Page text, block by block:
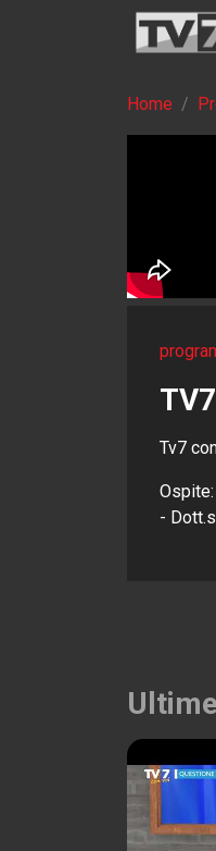
Home
Tv7
Ospite:
-